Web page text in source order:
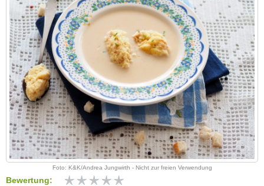
Foto: K&K/Andrea Jungwirth - Nicht zur freien Verwendung
Bewertung: